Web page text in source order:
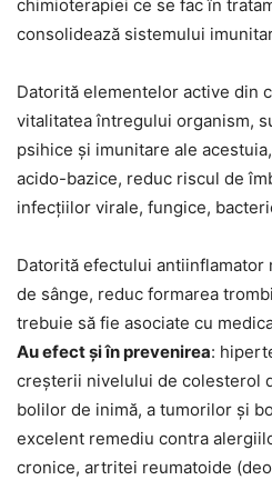
chimioterapiei ce se fac în
consolidează sistemului
Datorită elementelor active din
vitalitatea întregului organism,
psihice și imunitare ale
acido-bazice, reduc riscul de
infecțiilor virale, fungice,
Datorită efectului antiinflamator
de sânge, reduc formarea
trebuie să fie asociate cu
Au efect și în prevenirea:
creșterii nivelului de colesterol
bolilor de inimă, a tumorilor și
excelent remediu contra
cronice, artritei reumatoide